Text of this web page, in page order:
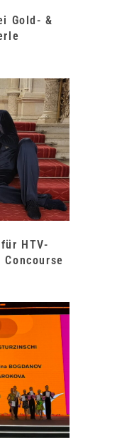
Gold- &
HTV-